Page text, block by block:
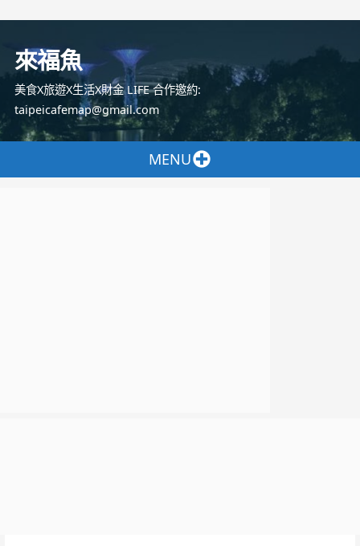
容
來福魚
美食X旅遊X生活X財金 LIFE 合作邀約:
taipeicafemap@gmail.com
MENU